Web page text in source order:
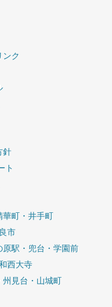
ンク
針
ト
華町・井手町
市
駅・兜台・学園前
西大寺
見台・山城町